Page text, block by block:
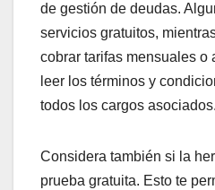
de gestión de deudas.
servicios gratuitos,
cobrar tarifas mensuales o
leer los términos y
todos los cargos asociados.
Considera también si la
prueba gratuita. Esto te